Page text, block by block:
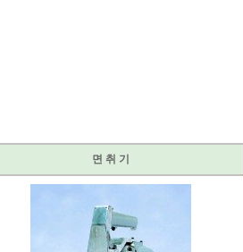
면 취 기